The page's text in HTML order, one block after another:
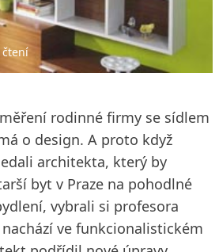
rodinné firmy se sídlem
o design. A proto když
architekta, který by
byt v Praze na pohodlné
vybrali si profesora
ve funkcionalistickém